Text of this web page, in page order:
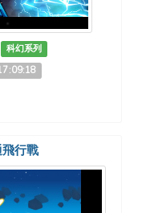
科幻系列
行戰